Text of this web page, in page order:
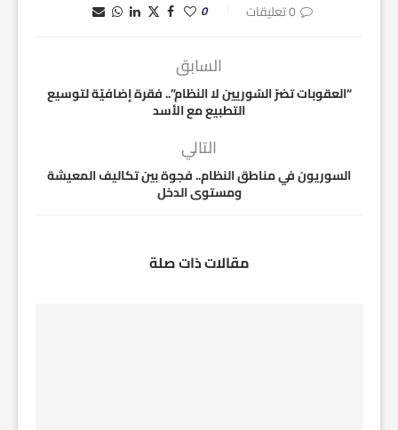
0 تعليقات 0
السابق
“العقوبات تضرّ السّوريين لا النظام”.. فقرة إضافيّة لتوسيع
التطبيع مع الأسد
التالي
السوريون في مناطق النظام.. فجوة بين تكاليف المعيشة
ومستوى الدخل
مقالات ذات صلة